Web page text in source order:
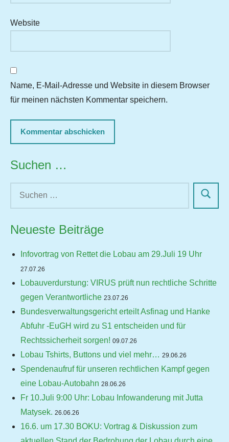
Website
Name, E-Mail-Adresse und Website in diesem Browser
für meinen nächsten Kommentar speichern.
Suchen …
Neueste Beiträge
Infovortrag von Rettet die Lobau am 29.Juli 19 Uhr
27.07.26
Lobauverdurstung: VIRUS prüft nun rechtliche Schritte
gegen Verantwortliche 23.07.26
Bundesverwaltungsgericht erteilt Asfinag und Hanke
Abfuhr -EuGH wird zu S1 entscheiden und für
Rechtssicherheit sorgen! 09.07.26
Lobau Tshirts, Buttons und viel mehr… 29.06.26
Spendenaufruf für unseren rechtlichen Kampf gegen
eine Lobau-Autobahn 28.06.26
Fr 10.Juli 9:00 Uhr: Lobau Infowanderung mit Jutta
Matysek. 26.06.26
16.6. um 17.30 BOKU: Vortrag & Diskussion zum